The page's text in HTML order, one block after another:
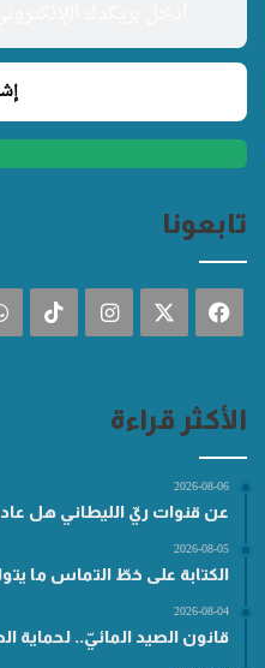
تابعونا
فيسبوك انستقرام
الأكثر قراءة
2026-08-06
عن قنوات ريّ الليطاني هل
2026-08-05
الكتابة على خطّ التماس ما
2026-08-04
قانون الصيد المائيّ.. لحماية